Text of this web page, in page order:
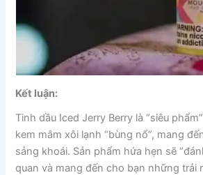
Kết luận:
Tinh dầu Iced Jerry Berry là “siêu
kem mâm xôi lạnh “bùng nổ”, mang
sảng khoái. Sản phẩm hứa hẹn sẽ
quan và mang đến cho bạn những trải